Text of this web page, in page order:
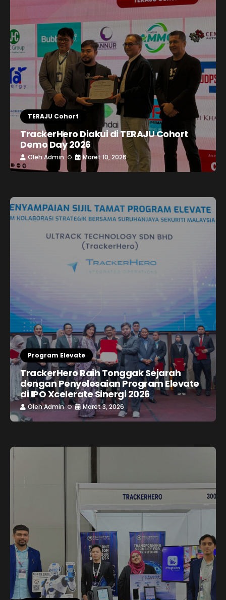
TERAJU Cohort
TrackerHero Diakui di TERAJU Cohort
Demo Day 2026
Oleh Admin Maret 10, 2026
Program Elevate
TrackerHero Raih Tonggak Sejarah
dengan Penyelesaian Program Elevate
di IPO Xcelerate Sinergi 2026
OlehAdmin Maret 3, 2026